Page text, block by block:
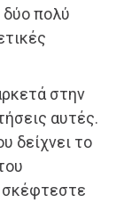
πολύ
στην
αυτές.
δείχνει το
σκέφτεστε